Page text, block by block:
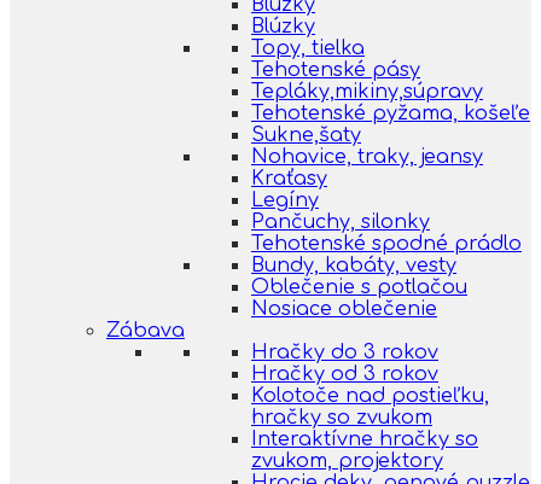
Blúzky
Blúzky
Topy, tielka
Tehotenské pásy
Tepláky,mikiny,súpravy
Tehotenské pyžama, košeľe
Sukne,šaty
Nohavice, traky, jeansy
Kraťasy
Legíny
Pančuchy, silonky
Tehotenské spodné prádlo
Bundy, kabáty, vesty
Oblečenie s potlačou
Nosiace oblečenie
Zábava
Hračky do 3 rokov
Hračky od 3 rokov
Kolotoče nad postieľku,
hračky so zvukom
Interaktívne hračky so
zvukom, projektory